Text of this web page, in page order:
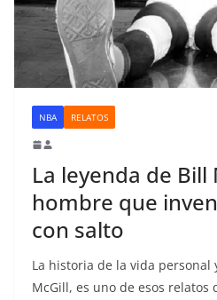
NBA RELATOS
La leyenda de Bill
hombre que
con salto
La historia de la vida personal
McGill, es uno de esos relatos